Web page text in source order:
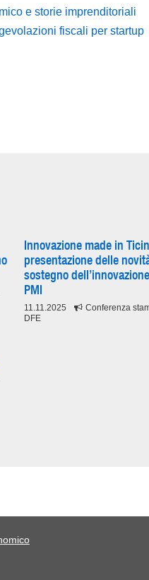
e storie imprenditoriali
fiscali per startup
Innovazione made in
presentazione delle
sostegno
PMI
11.11.2025 Conferenza
DFE